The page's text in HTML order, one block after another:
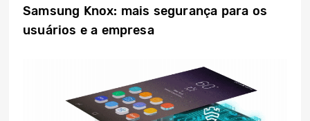
Samsung Knox: mais segurança para os
usuários e a empresa